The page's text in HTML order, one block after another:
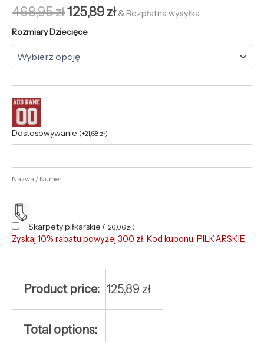
468,95zł125,89zł & Bezpłatna wysyłka
Rozmiary Dziecięce
Dostosowywanie (+21,68 zł)
Nazwa / Numer
Skarpety piłkarskie (+26,06 zł)
Zyskaj 10% rabatu powyżej 300 zł, Kod kuponu: PILKARSKIE
Product price: 125,89 zł
Total options: